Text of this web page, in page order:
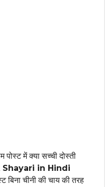
में क्या सच्ची दोस्ती
in Hindi
चीनी की चाय की तरह